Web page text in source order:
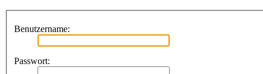
Benutzername:
Passwort: